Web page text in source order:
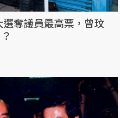
奪議員最高票，曾玟